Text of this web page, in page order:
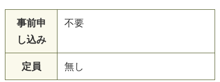
事前申
し込み
不要
定員 無し